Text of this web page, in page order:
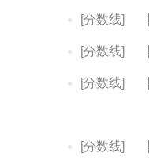
[分数线]
[分数线]
[分数线]
[分数线]